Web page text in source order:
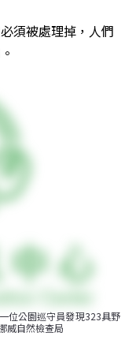
須被處理掉，人們
位公園巡守員發現323具野
威自然檢查局